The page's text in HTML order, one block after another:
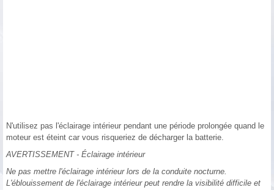
N'utilisez pas l'éclairage intérieur pendant une période prolongée quand le
moteur est éteint car vous risqueriez de décharger la batterie.
AVERTISSEMENT - Éclairage intérieur
Ne pas mettre l'éclairage intérieur lors de la conduite nocturne.
L'éblouissement de l'éclairage intérieur peut rendre la visibilité difficile et